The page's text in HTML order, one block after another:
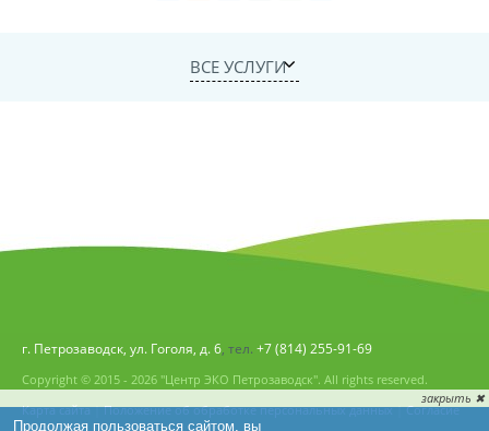
ВСЕ УСЛУГИ
г. Петрозаводск, ул. Гоголя, д. 6, тел. +7 (814) 255-91-69
Copyright © 2015 - 2026 "Центр ЭКО Петрозаводск". All rights reserved.
Карта сайта|Положение об обработке персональных данных|Согласие